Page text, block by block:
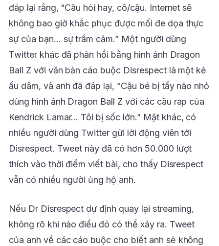
đáp lại rằng, “Câu hỏi hay, cô/cậu. Internet sẽ
không bao giờ khắc phục được mối đe dọa thực
sự của bạn… sự trầm cảm.” Một người dùng
Twitter khác đã phản hồi bằng hình ảnh Dragon
Ball Z với văn bản cáo buộc Disrespect là một kẻ
ấu dâm, và anh đã đáp lại, “Cậu bé bị tẩy não nhỏ
dùng hình ảnh Dragon Ball Z với các câu rap của
Kendrick Lamar… Tôi bị sốc lớn.” Mặt khác, có
nhiều người dùng Twitter gửi lời động viên tới
Disrespect. Tweet này đã có hơn 50.000 lượt
thích vào thời điểm viết bài, cho thấy Disrespect
vẫn có nhiều người ủng hộ anh.
Nếu Dr Disrespect dự định quay lại streaming,
không rõ khi nào điều đó có thể xảy ra. Tweet
của anh về các cáo buộc cho biết anh sẽ không